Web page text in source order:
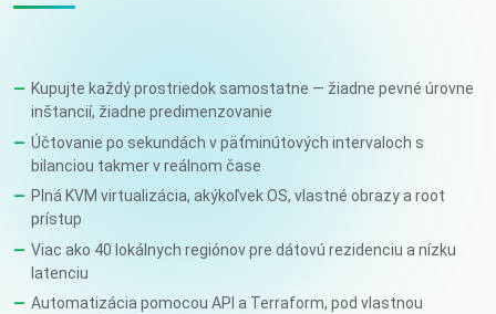
Kupujte každý prostriedok samostatne — žiadne pevné úrovne
inštancií, žiadne predimenzovanie
Účtovanie po sekundách v päťminútových intervaloch s
bilanciou takmer v reálnom čase
Plná KVM virtualizácia, akýkoľvek OS, vlastné obrazy a root
prístup
Viac ako 40 lokálnych regiónov pre dátovú rezidenciu a nízku
latenciu
Automatizácia pomocou API a Terraform, pod vlastnou